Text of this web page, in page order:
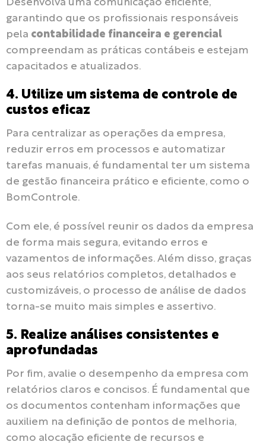
Desenvolva uma comunicação eficiente,
garantindo que os profissionais responsáveis
pela contabilidade financeira e gerencial
compreendam as práticas contábeis e estejam
capacitados e atualizados.
4. Utilize um sistema de controle de
custos eficaz
Para centralizar as operações da empresa,
reduzir erros em processos e automatizar
tarefas manuais, é fundamental ter um sistema
de gestão financeira prático e eficiente, como o
BomControle.
Com ele, é possível reunir os dados da empresa
de forma mais segura, evitando erros e
vazamentos de informações. Além disso, graças
aos seus relatórios completos, detalhados e
customizáveis, o processo de análise de dados
torna-se muito mais simples e assertivo.
5. Realize análises consistentes e
aprofundadas
Por fim, avalie o desempenho da empresa com
relatórios claros e concisos. É fundamental que
os documentos contenham informações que
auxiliem na definição de pontos de melhoria,
como alocação eficiente de recursos e